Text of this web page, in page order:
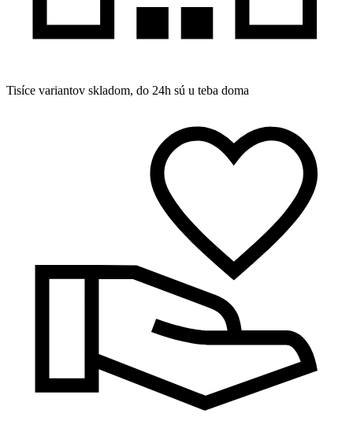
Tisíce variantov skladom, do 24h sú u teba doma